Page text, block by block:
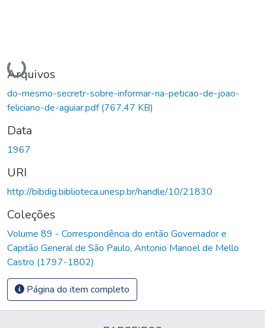
Carregando...
Arquivos
do-mesmo-secretr-sobre-informar-na-peticao-de-joao-
feliciano-de-aguiar.pdf(767,47 KB)
Data
1967
URI
http://bibdig.biblioteca.unesp.br/handle/10/21830
Coleções
Volume 89 - Correspondência do então Governador e
Capitão General de São Paulo, Antonio Manoel de Mello
Castro (1797-1802)
Página do item completo